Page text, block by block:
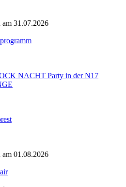
am 31.07.2026
NACHT Party in der N17
am 01.08.2026